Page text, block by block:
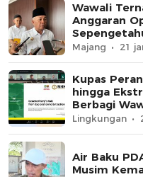
Wawali
Anggaran
Majang 21
Kupas
hingga
Berbagi
UNG
Lingkungan
Air Baku
Musim